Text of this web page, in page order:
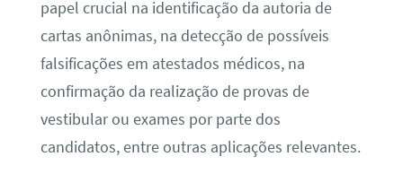
papel crucial na identificação da autoria de
cartas anônimas, na detecção de possíveis
falsificações em atestados médicos, na
confirmação da realização de provas de
vestibular ou exames por parte dos
candidatos, entre outras aplicações relevantes.